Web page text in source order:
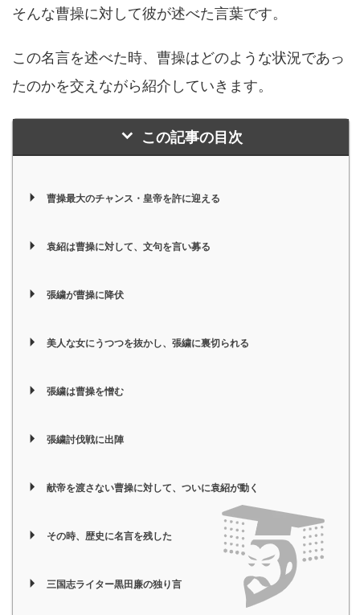
そんな曹操に対して彼が述べた言葉です。
この名言を述べた時、曹操はどのような状況であっ
たのかを交えながら紹介していきます。
この記事の目次
曹操最大のチャンス・皇帝を許に迎える
袁紹は曹操に対して、文句を言い募る
張繍が曹操に降伏
美人な女にうつつを抜かし、張繍に裏切られる
張繍は曹操を憎む
張繍討伐戦に出陣
献帝を渡さない曹操に対して、ついに袁紹が動く
その時、歴史に名言を残した
三国志ライター黒田廉の独り言